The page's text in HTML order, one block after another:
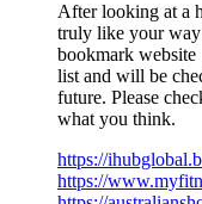
After looking at a
truly like your
bookmark website
list and will be
future. Please
what you think.
https://
https://